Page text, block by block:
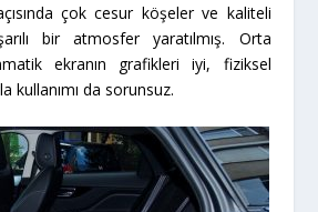
çok cesur köşeler ve kaliteli
bir atmosfer yaratılmış. Orta
ekranın grafikleri iyi, fiziksel
kullanımı da sorunsuz.